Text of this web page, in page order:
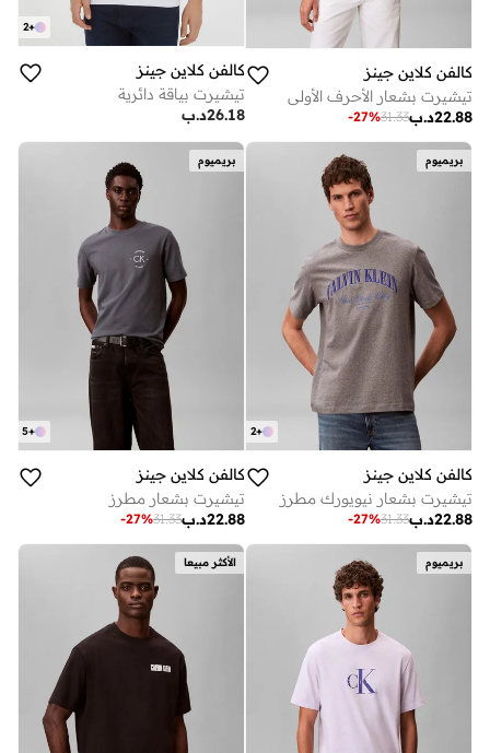
كالفن كلاين جينز
تيشيرت بشعار الأحرف الأولى
د.ب22.88
31.33
-27%
+
2
كالفن كلاين جينز
تيشيرت بياقة دائرية
د.ب26.18
بريميوم
+
2
كالفن كلاين جينز
تيشيرت بشعار نيويورك مطرز
د.ب22.88
31.33
-27%
بريميوم
+
5
كالفن كلاين جينز
تيشيرت بشعار مطرز
د.ب22.88
31.33
-27%
بريميوم الأكثر مبيعا